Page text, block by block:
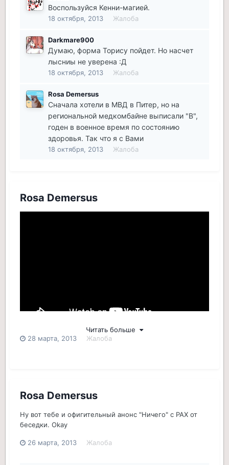
Воспользуйся Кенни-магией.
18 октября, 2013 Жалоба
Darkmare900
Думаю, форма Торису пойдет. Но насчет
лысниы не уверена :Д
18 октября, 2013 Жалоба
Rosa Demersus
Сначала хотели в МВД в Питер, но на
региональной медкомбайне выписали "В",
годен в военное время по состоянию
здоровья. Так что я с Вами
18 октября, 2013 Жалоба
Rosa Demersus
*_______*
Читать больше
28 марта, 2013
Жалоба
Rosa Demersus
Ну вот тебе и офигительный анонс "Ничего" с PAX от
беседки. Okay
26 марта, 2013 Жалоба